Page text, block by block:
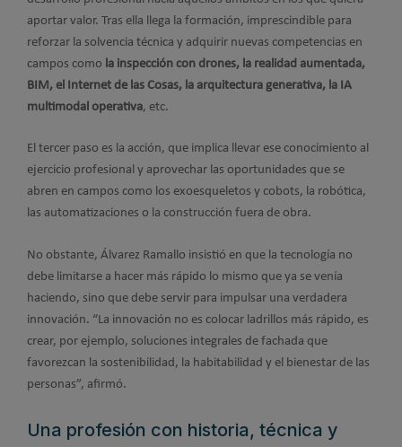
aportar valor. Tras ella llega la formación, imprescindible para
reforzar la solvencia técnica y adquirir nuevas competencias en
campos como la inspección con drones, la realidad aumentada,
BIM, el Internet de las Cosas, la arquitectura generativa, la IA
multimodal operativa, etc.
El tercer paso es la acción, que implica llevar ese conocimiento al
ejercicio profesional y aprovechar las oportunidades que se
abren en campos como los exoesqueletos y cobots, la robótica,
las automatizaciones o la construcción fuera de obra.
No obstante, Álvarez Ramallo insistió en que la tecnología no
debe limitarse a hacer más rápido lo mismo que ya se venía
haciendo, sino que debe servir para impulsar una verdadera
innovación. “La innovación no es colocar ladrillos más rápido, es
crear, por ejemplo, soluciones integrales de fachada que
favorezcan la sostenibilidad, la habitabilidad y el bienestar de las
personas”, afirmó.
Una profesión con historia, técnica y